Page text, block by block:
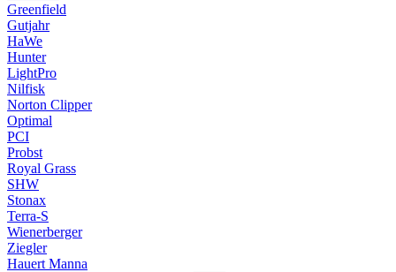
Greenfield
Gutjahr
HaWe
Hunter
LightPro
Nilfisk
Norton Clipper
Optimal
PCI
Probst
Royal Grass
SHW
Stonax
Terra-S
Wienerberger
Ziegler
Hauert Manna